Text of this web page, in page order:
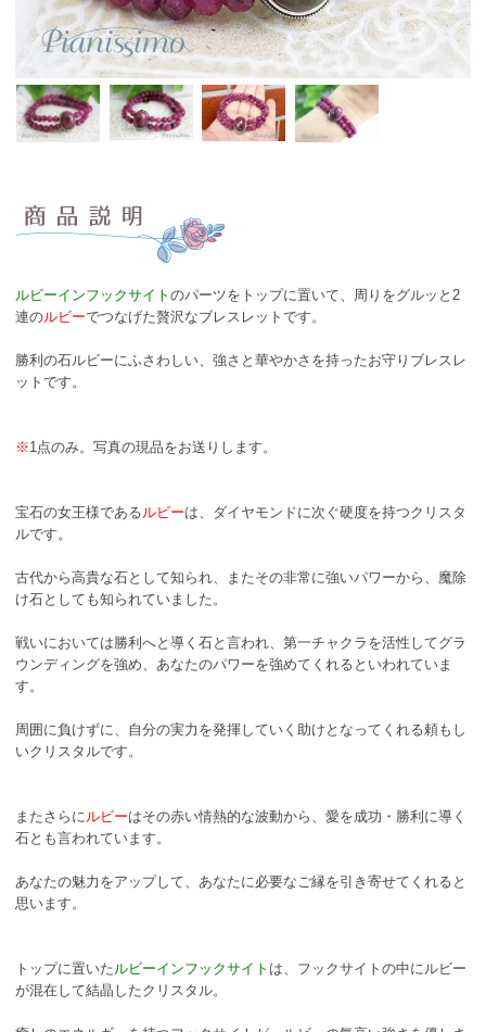
ルビーインフックサイト のパーツをトップに置いて、周りをグルッと2
連のルビーでつなげた贅沢なブレスレットです。
勝利の石ルビーにふさわしい、強さと華やかさを持ったお守りブレスレ
ットです。
※ 1点のみ。写真の現品をお送りします。
宝石の女王様である ルビーは、ダイヤモンドに次ぐ硬度を持つクリスタ
ルです。
古代から高貴な石として知られ、またその非常に強いパワーから、魔除
け石としても知られていました。
戦いにおいては勝利へと導く石と言われ、第一チャクラを活性してグラ
ウンディングを強め、あなたのパワーを強めてくれるといわれていま
す。
周囲に負けずに、自分の実力を発揮していく助けとなってくれる頼もし
いクリスタルです。
またさらに ルビーはその赤い情熱的な波動から、愛を成功・勝利に導く
石とも言われています。
あなたの魅力をアップして、あなたに必要なご縁を引き寄せてくれると
思います。
トップに置いた ルビーインフックサイト は、フックサイトの中にルビー
が混在して結晶したクリスタル。